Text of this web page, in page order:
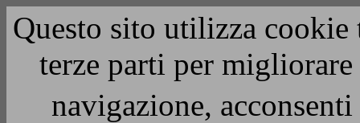
Questo sito utilizza
terze parti per
navigazione,